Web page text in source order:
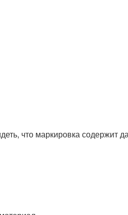
что маркировка содержит